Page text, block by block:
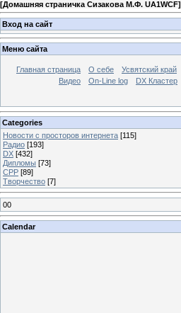
[Домашняя страничка Сизакова М.Ф. UA1WCF]
Вход на сайт
Меню сайта
Главная страница О себе Усвятский край
Видео
On-Line log DX Кластер
Categories
Новости с просторов интернета [115]
Радио [193]
DX [432]
Дипломы [73]
СРР [89]
Творчество [7]
00
Calendar